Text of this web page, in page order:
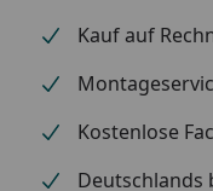
Kauf auf
Kostenlose
Deutschlands